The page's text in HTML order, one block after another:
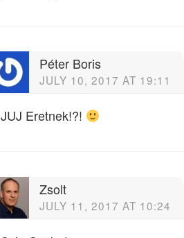
Péter Boris
JULY 10, 2017 AT 19:11
JUJ Eretnek!?!
Zsolt
JULY 11, 2017 AT 10:24